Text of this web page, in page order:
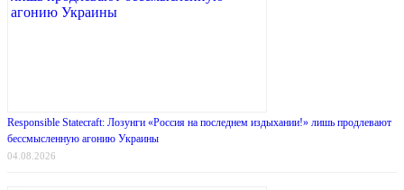
Responsible Statecraft: Лозунги «Россия на последнем издыхании!» лишь продлевают
бессмысленную агонию Украины
04.08.2026